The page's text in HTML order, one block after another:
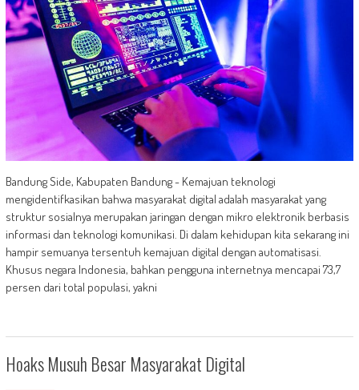
Bandung Side, Kabupaten Bandung - Kemajuan teknologi
mengidentifkasikan bahwa masyarakat digital adalah masyarakat yang
struktur sosialnya merupakan jaringan dengan mikro elektronik berbasis
informasi dan teknologi komunikasi. Di dalam kehidupan kita sekarang ini
hampir semuanya tersentuh kemajuan digital dengan automatisasi.
Khusus negara Indonesia, bahkan pengguna internetnya mencapai 73,7
persen dari total populasi, yakni
Hoaks Musuh Besar Masyarakat Digital